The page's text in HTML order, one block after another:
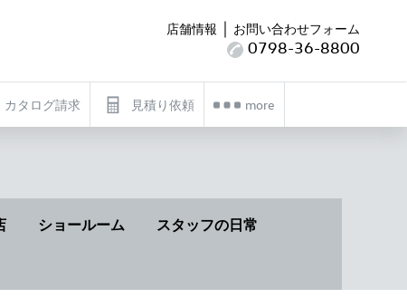
カタログ請求 見積り依頼 more
店舗情報 ｜ お問い合わせフォーム
0798-36-8800
ショールーム スタッフの日常